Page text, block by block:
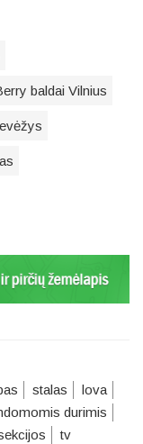
baldai Vilnius
stalas
lova
durimis
tv